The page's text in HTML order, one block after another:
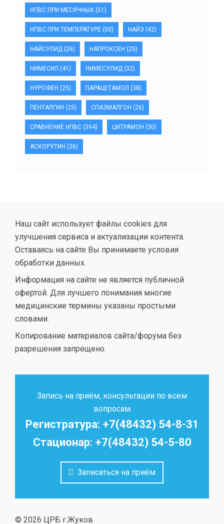
НПВС ПРИ МЕСЯЧНЫХ (51)
НПВС ПРИ ТЕМПЕРАТУРЕ (50) НАЙЗ (42)
НАЙСУЛИД (26) НАПРОКСЕН (25)
НИМЕСИЛ (41) НИМЕСУЛИД (32)
НУРОФЕН (25) ПАРАЦЕТАМОЛ (38)
ПЕНТАЛГИН (25) СПАЗМАЛГОН (26)
СРАВНЕНИЕ НПВС (394) ЦИТРАМОН (30)
АСКОРУТИН (26)
Наш сайт использует файлы cookies для
улучшения сервиса и актуализации контента.
Оставаясь на сайте Вы принимаете условия
обработки данных.
Информация на сайте не является публичной
офертой. Для лучшего понимания многие
медицинские термины указаны простыми
словами.
Копирование материалов сайта/форума без
разрешения запрещено.
Запись на приём, консультации по всем
вопросам
Регистратура: +7(48432) 54-8-31
Стационар: +7(48432) 54-5-80
Записаться на приём
© 2026 ЦРБ г.Жуков